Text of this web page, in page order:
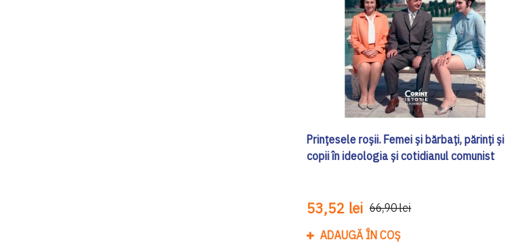
Prințesele roșii. Femei și bărbați, părinți și
copii în ideologia și cotidianul comunist
53,52 lei 66,90 lei
ADAUGĂ ÎN COȘ